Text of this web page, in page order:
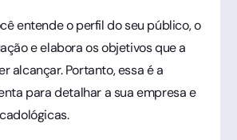
entende o perfil do seu público, o
e elabora os objetivos que a
alcançar. Portanto, essa é a
para detalhar a sua empresa e